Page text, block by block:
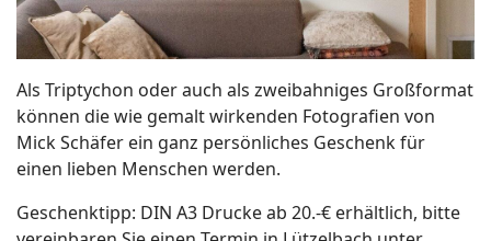
Als Triptychon oder auch als zweibahniges Großformat
können die wie gemalt wirkenden Fotografien von
Mick Schäfer ein ganz persönliches Geschenk für
einen lieben Menschen werden.
Geschenktipp: DIN A3 Drucke ab 20.-€ erhältlich, bitte